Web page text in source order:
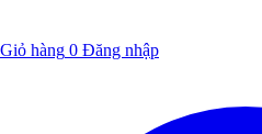
Giỏ hàng 0 Đăng nhập